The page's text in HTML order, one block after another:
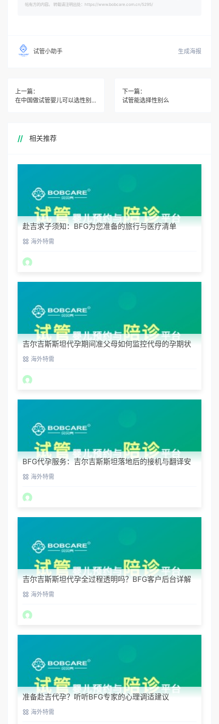
帖有方的内容。 转载请注明出处：https://www.bobcare.com.cn/5295/
试管小助手 生成海报
上一篇：
在中国做试管婴儿可以选性别吗
下一篇：
试管能选择性别么
相关推荐
赴吉求子须知：BFG为您准备的旅行与医疗清单
海外特需
吉尔吉斯斯坦代孕期间准父母如何监控代母的孕期状
态？海外特需
BFG代孕服务：吉尔吉斯斯坦落地后的接机与翻译安
排 海外特需
吉尔吉斯斯坦代孕全过程透明吗？BFG客户后台详解
海外特需
准备赴吉代孕？听听BFG专家的心理调适建议
海外特需